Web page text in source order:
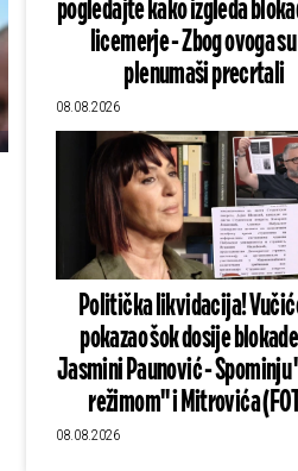
pogledajte kako izgleda
licemerje - Zbog ovoga
plenumaši precrtali
08.08.2026
Politička likvidacija!
pokazao šok dosije
Jasmini Paunović - Spominju
režimom" i Mitrovića
08.08.2026